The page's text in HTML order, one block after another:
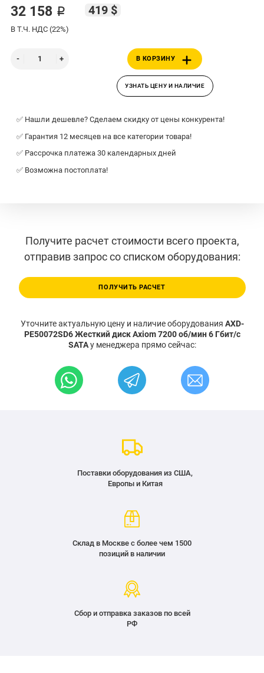
32 158 ₽ 419 $
В Т.Ч. НДС (22%)
В КОРЗИНУ
УЗНАТЬ ЦЕНУ И НАЛИЧИЕ
✅ Нашли дешевле? Сделаем скидку от цены конкурента!
✅ Гарантия 12 месяцев на все категории товара!
✅ Рассрочка платежа 30 календарных дней
✅ Возможна постоплата!
Получите расчет стоимости всего проекта,
отправив запрос со списком оборудования:
ПОЛУЧИТЬ РАСЧЕТ
Уточните актуальную цену и наличие оборудования AXD-
PE50072SD6 Жесткий диск Axiom 7200 об/мин 6 Гбит/с
SATAу менеджера прямо сейчас:
Поставки оборудования из США,
Европы и Китая
Склад в Москве с более чем 1500
позиций в наличии
Сбор и отправка заказов по всей
РФ